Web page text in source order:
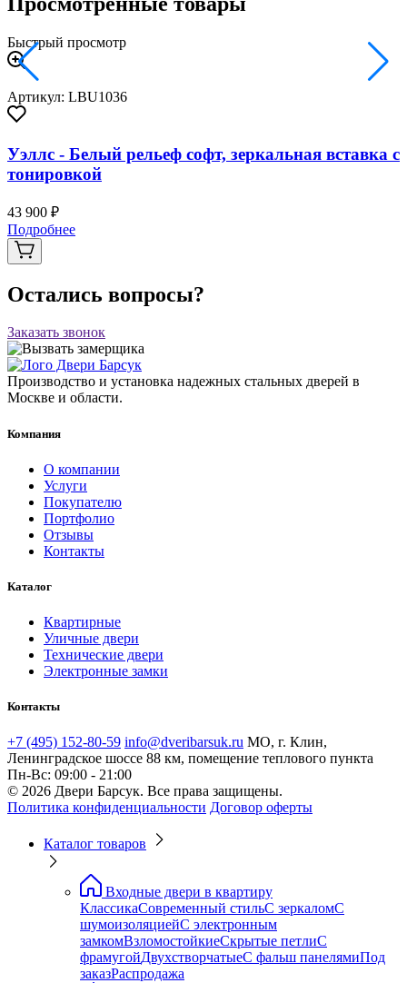
Быстрый просмотр
Артикул: LBU1036
Уэллс - Белый рельеф софт, зеркальная вставка с
тонировкой
43 900 ₽
Подробнее
Остались вопросы?
Заказать звонок
Производство и установка надежных стальных дверей в
Москве и области.
Компания
О компании
Услуги
Покупателю
Портфолио
Отзывы
Контакты
Каталог
Квартирные
Уличные двери
Технические двери
Электронные замки
Контакты
+7 (495) 152-80-59 info@dveribarsuk.ru МО, г. Клин,
Ленинградское шоссе 88 км, помещение теплового пункта
Пн-Вс: 09:00 - 21:00
© 2026 Двери Барсук. Все права защищены.
Политика конфиденциальности Договор оферты
Каталог товаров
Входные двери в квартиру
КлассикаСовременный стильС зеркаломС
шумоизоляциейС электронным
замкомВзломостойкиеСкрытые петлиС
фрамугойДвухстворчатыеС фальш панелямиПод
заказРаспродажа